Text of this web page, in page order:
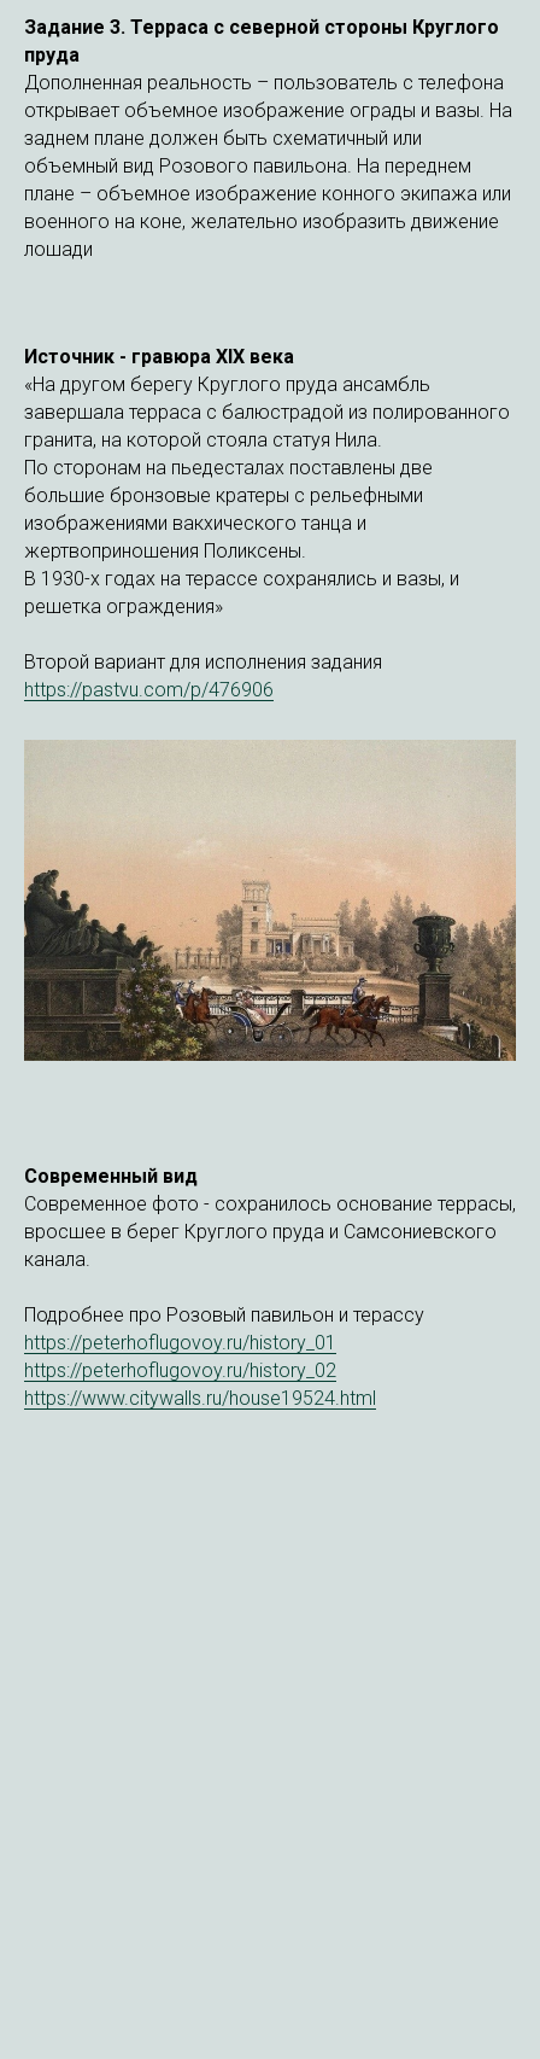
Задание 3. Терраса с северной стороны Круглого
пруда
Дополненная реальность – пользователь с телефона
открывает объемное изображение ограды и вазы. На
заднем плане должен быть схематичный или
объемный вид Розового павильона. На переднем
плане – объемное изображение конного экипажа или
военного на коне, желательно изобразить движение
лошади
Источник - гравюра XIX века
«На другом берегу Круглого пруда ансамбль
завершала терраса с балюстрадой из полированного
гранита, на которой стояла статуя Нила.
По сторонам на пьедесталах поставлены две
большие бронзовые кратеры с рельефными
изображениями вакхического танца и
жертвоприношения Поликсены.
В 1930-х годах на терассе сохранялись и вазы, и
решетка ограждения»
Второй вариант для исполнения задания
https://pastvu.com/p/476906
Современный вид
Современное фото - сохранилось основание террасы,
вросшее в берег Круглого пруда и Самсониевского
канала.
Подробнее про Розовый павильон и терассу
https://peterhoflugovoy.ru/history_01
https://peterhoflugovoy.ru/history_02
https://www.citywalls.ru/house19524.html